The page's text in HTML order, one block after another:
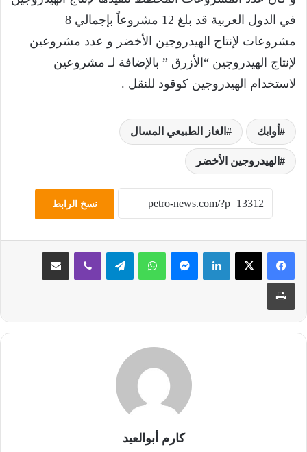
في الدول العربية قد بلغ 12 مشروعاً بإجمالي 8
مشروعات لإنتاج الهيدروجين الأخضر و عدد مشروعين
لإنتاج الهيدروجين “الأزرق ” بالإضافة لـ مشروعين
لاستخدام الهيدروجين كوقود للنقل .
أوابك الغاز الطبيعي المسال
الهيدروجين الأخضر
نسخ الرابط
لينكدإن ماسنجر واتساب تيلقرام ڤايبر مشاركة عبر البريد
طباعة
كارم أبوالعيد